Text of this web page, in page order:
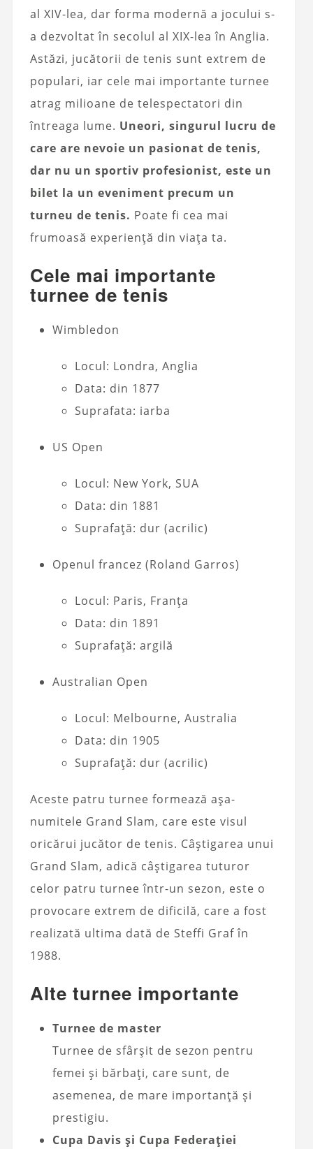
al XIV-lea, dar forma modernă a jocului s-
a dezvoltat în secolul al XIX-lea în Anglia.
Astăzi, jucătorii de tenis sunt extrem de
populari, iar cele mai importante turnee
atrag milioane de telespectatori din
întreaga lume. Uneori, singurul lucru de
care are nevoie un pasionat de tenis,
dar nu un sportiv profesionist, este un
bilet la un eveniment precum un
turneu de tenis. Poate fi cea mai
frumoasă experiență din viața ta.
Cele mai importante
turnee de tenis
Wimbledon
Locul: Londra, Anglia
Data: din 1877
Suprafata: iarba
US Open
Locul: New York, SUA
Data: din 1881
Suprafață: dur (acrilic)
Openul francez (Roland Garros)
Locul: Paris, Franța
Data: din 1891
Suprafață: argilă
Australian Open
Locul: Melbourne, Australia
Data: din 1905
Suprafață: dur (acrilic)
Aceste patru turnee formează așa-
numitele Grand Slam, care este visul
oricărui jucător de tenis. Câștigarea unui
Grand Slam, adică câștigarea tuturor
celor patru turnee într-un sezon, este o
provocare extrem de dificilă, care a fost
realizată ultima dată de Steffi Graf în
1988.
Alte turnee importante
Turnee de master
Turnee de sfârșit de sezon pentru
femei și bărbați, care sunt, de
asemenea, de mare importanță și
prestigiu.
Cupa Davis și Cupa Federației